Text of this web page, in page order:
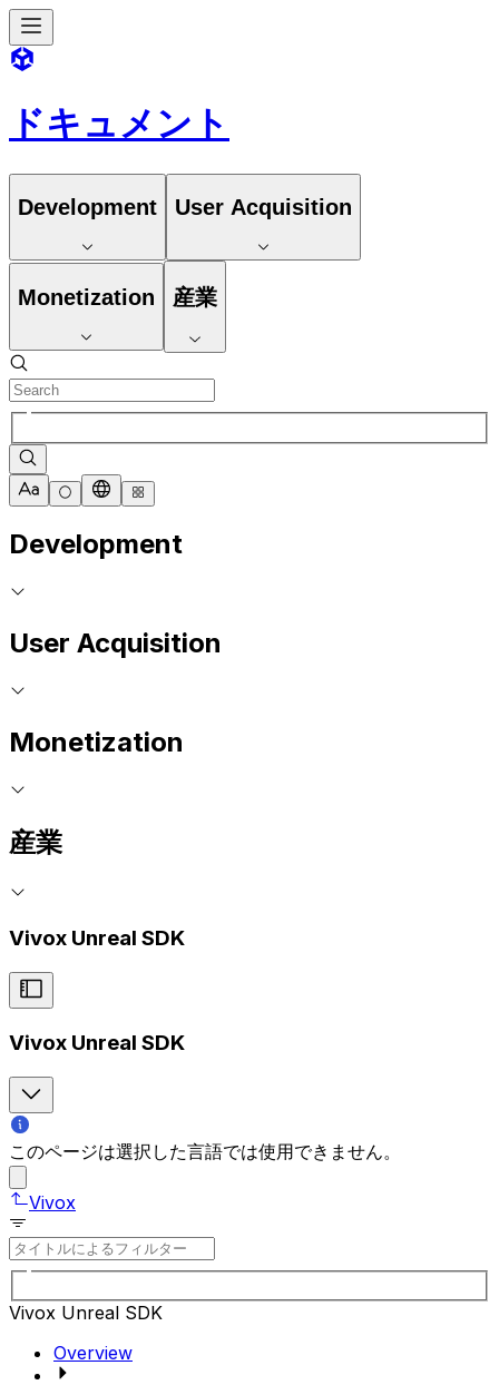
ドキュメント
Development User Acquisition
Monetization 産業
Development
User Acquisition
Monetization
産業
Vivox Unreal SDK
Vivox Unreal SDK
このページは選択した言語では使用できません。
Vivox
Vivox Unreal SDK
Overview